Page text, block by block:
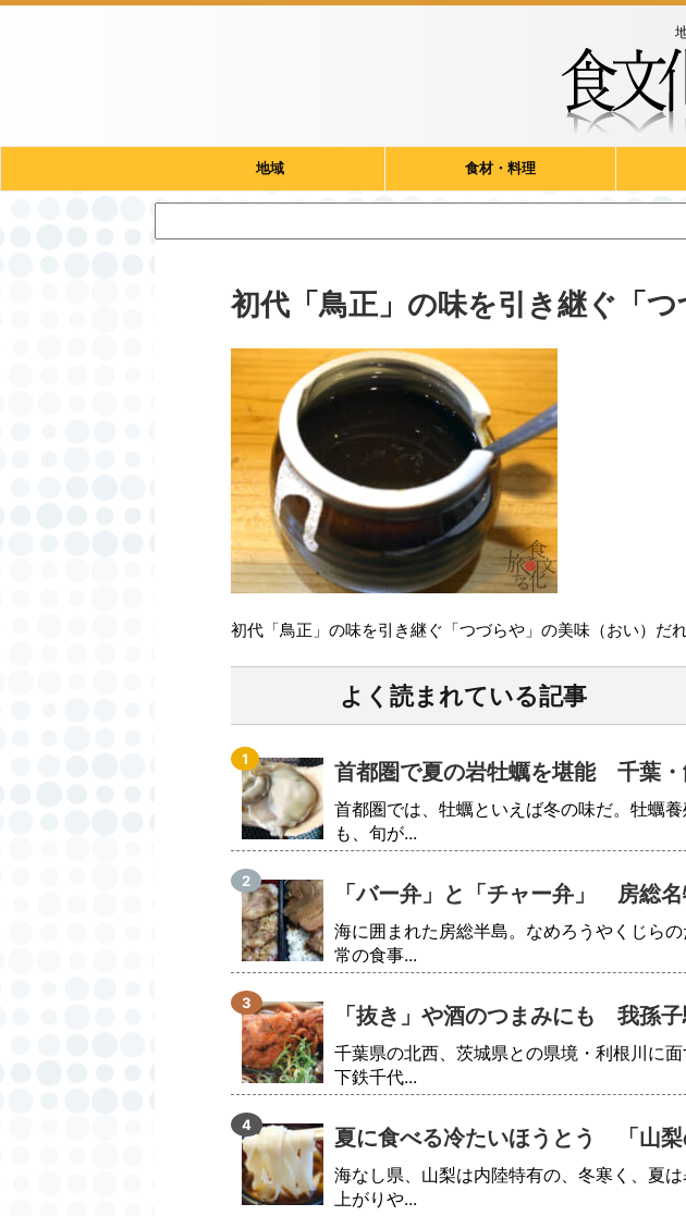
地域 食材・料理
初代「鳥正」の味を引き継ぐ「
初代「鳥正」の味を引き継ぐ「つづらや」の美味（おい）だ
よく読まれている記事
首都圏で夏の岩牡蠣を堪能 千葉・
首都圏では、牡蠣といえば冬の味だ。牡蠣
も、旬が...
「バー弁」と「チャー弁」 房総
海に囲まれた房総半島。なめろうやくじら
常の食事...
「抜き」や酒のつまみにも 我孫
千葉県の北西、茨城県との県境・利根川に
下鉄千代...
夏に食べる冷たいほうとう 「山梨
海なし県、山梨は内陸特有の、冬寒く、夏
上がりや...